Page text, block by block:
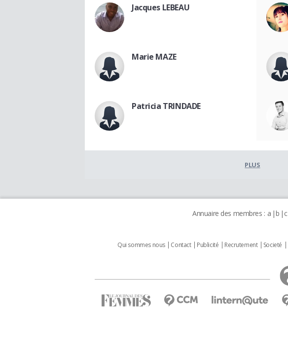
Jacques LEBEAU
Marie MAZE
Patricia TRINDADE
PLUS
Annuaire des membres : a b c
Qui sommes nous Contact Publicité Recrutement Societé